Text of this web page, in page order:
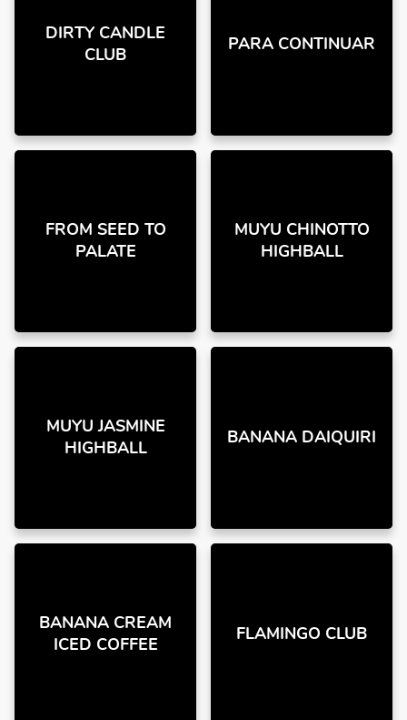
DIRTY CANDLE
CLUB
PARA CONTINUAR
FROM SEED TO
PALATE
MUYU CHINOTTO
HIGHBALL
MUYU JASMINE
HIGHBALL
BANANA DAIQUIRI
BANANA CREAM
ICED COFFEE
FLAMINGO CLUB